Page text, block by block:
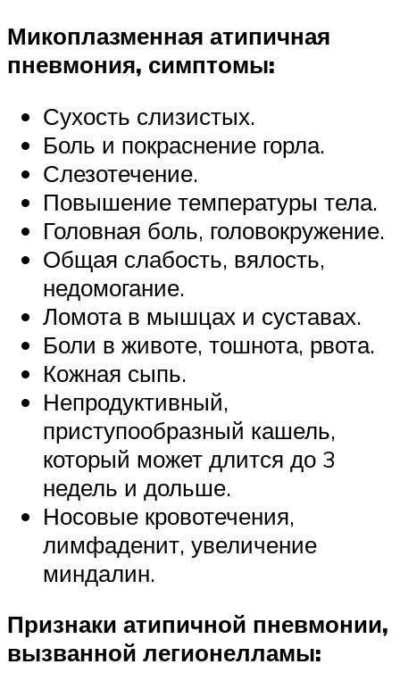
Микоплазменная атипичная
пневмония, симптомы:
Сухость слизистых.
Боль и покраснение горла.
Слезотечение.
Повышение температуры тела.
Головная боль, головокружение.
Общая слабость, вялость,
недомогание.
Ломота в мышцах и суставах.
Боли в животе, тошнота, рвота.
Кожная сыпь.
Непродуктивный,
приступообразный кашель,
который может длится до 3
недель и дольше.
Носовые кровотечения,
лимфаденит, увеличение
миндалин.
Признаки атипичной пневмонии,
вызванной легионелламы: